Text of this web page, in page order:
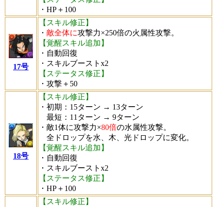
・HP＋100
17号
【スキル修正】
・ 敵全体に攻撃力×250倍の火属性攻撃。
【覚醒スキル追加】
・自動回復
・スキルブーストx2
【ステータス修正】
・攻撃＋50
18号
【スキル修正】
・初期：15ターン → 13ターン
最短：11ターン → 9ターン
・敵1体に攻撃力×80倍の水属性攻撃。
全ドロップを水、木、光ドロップに変化。
【覚醒スキル追加】
・自動回復
・スキルブーストx2
【ステータス修正】
・HP＋100
【スキル修正】